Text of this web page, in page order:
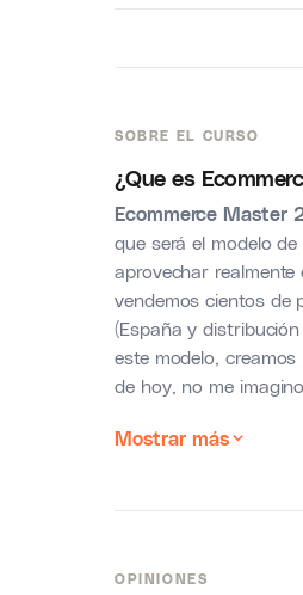
SOBRE EL CURSO
¿Que es
Ecommerce Master
que será el modelo
aprovechar
vendemos cientos de
(España y
este modelo,
de hoy, no me
Mostrar más
OPINIONES